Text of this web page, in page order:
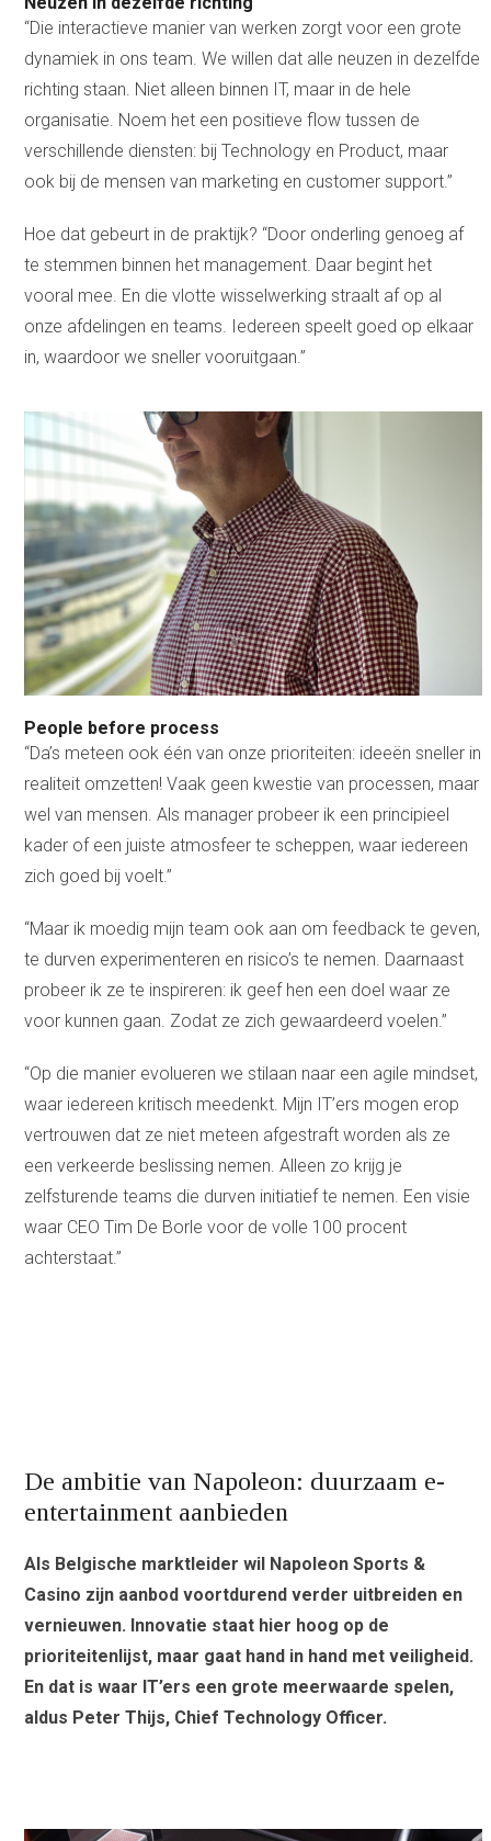
“Die interactieve manier van werken zorgt voor een grote
dynamiek in ons team. We willen dat alle neuzen in dezelfde
richting staan. Niet alleen binnen IT, maar in de hele
organisatie. Noem het een positieve flow tussen de
verschillende diensten: bij Technology en Product, maar
ook bij de mensen van marketing en customer support.”
Hoe dat gebeurt in de praktijk? “Door onderling genoeg af
te stemmen binnen het management. Daar begint het
vooral mee. En die vlotte wisselwerking straalt af op al
onze afdelingen en teams. Iedereen speelt goed op elkaar
in, waardoor we sneller vooruitgaan.”
"Mijn IT’ers mogen erop vertrouwen
dat ze niet meteen afgestraft worden
als ze een verkeerde beslissing
nemen. "
People before process
“Da’s meteen ook één van onze prioriteiten: ideeën sneller in
realiteit omzetten! Vaak geen kwestie van processen, maar
wel van mensen. Als manager probeer ik een principieel
kader of een juiste atmosfeer te scheppen, waar iedereen
zich goed bij voelt.”
“Maar ik moedig mijn team ook aan om feedback te geven,
te durven experimenteren en risico’s te nemen. Daarnaast
probeer ik ze te inspireren: ik geef hen een doel waar ze
voor kunnen gaan. Zodat ze zich gewaardeerd voelen.”
“Op die manier evolueren we stilaan naar een agile mindset,
waar iedereen kritisch meedenkt. Mijn IT’ers mogen erop
vertrouwen dat ze niet meteen afgestraft worden als ze
een verkeerde beslissing nemen. Alleen zo krijg je
zelfsturende teams die durven initiatief te nemen. Een visie
waar CEO Tim De Borle voor de volle 100 procent
achterstaat.”
De ambitie van Napoleon: duurzaam e-
entertainment aanbieden
Als Belgische marktleider wil Napoleon Sports &
Casino zijn aanbod voortdurend verder uitbreiden en
vernieuwen. Innovatie staat hier hoog op de
prioriteitenlijst, maar gaat hand in hand met veiligheid.
En dat is waar IT’ers een grote meerwaarde spelen,
aldus Peter Thijs, Chief Technology Officer.